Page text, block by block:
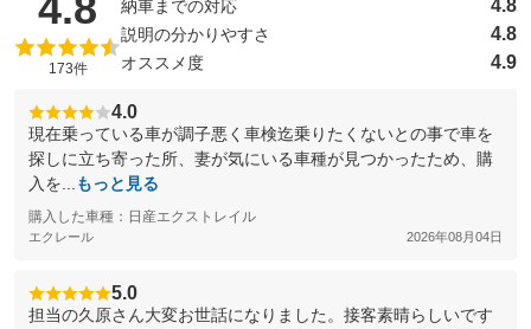
173件
納車までの対応 4.8
説明の分かりやすさ 4.8
オススメ度 4.9
4.0
現在乗っている車が調子悪く車検迄乗りたくないとの事で車を
探しに立ち寄った所、妻が気にいる車種が見つかったため、購
入を...
もっと見る
購入した車種：日産エクストレイル
エクレール 2026年08月04日
5.0
担当の久原さん大変お世話になりました。接客素晴らしいです